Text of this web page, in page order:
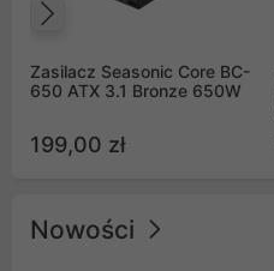
Zasilacz Seasonic Core BC-
650 ATX 3.1 Bronze 650W
199,00 zł
Nowości